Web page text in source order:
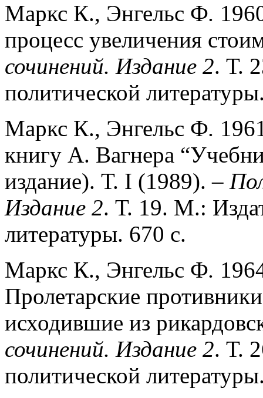
Маркс К., Энгельс Ф.
процесс увеличения
сочинений. Издание 2. Т.
политической
Маркс К., Энгельс Ф.
книгу А. Вагнера
издание). Т. I (1989). –
Издание 2. Т. 19. М.:
литературы. 670 с.
Маркс К., Энгельс Ф.
Пролетарские
исходившие из
сочинений. Издание 2. Т.
политической